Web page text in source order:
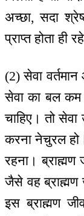
अच्छा, सदा
प्राप्त होता ही
(2) सेवा
सेवा का बल कम
चाहिए। तो
करना नेचुरल
रहना। ब्राह्मण
जैसे वह ब्राह्मण
इस ब्राह्मण